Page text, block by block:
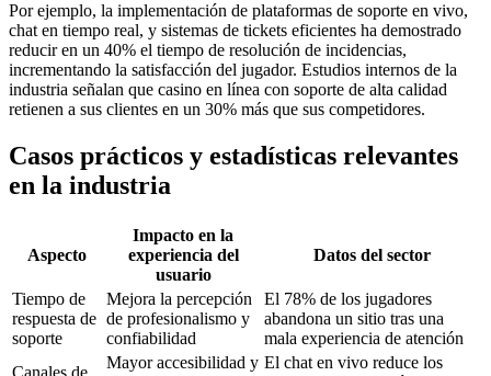
Por ejemplo, la implementación de plataformas de soporte en vivo,
chat en tiempo real, y sistemas de tickets eficientes ha demostrado
reducir en un 40% el tiempo de resolución de incidencias,
incrementando la satisfacción del jugador. Estudios internos de la
industria señalan que casino en línea con soporte de alta calidad
retienen a sus clientes en un 30% más que sus competidores.
Casos prácticos y estadísticas relevantes
en la industria
Aspecto
Impacto en la
experiencia del
usuario
Datos del sector
Tiempo de
respuesta de
soporte
Mejora la percepción
de profesionalismo y
confiabilidad
El 78% de los jugadores
abandona un sitio tras una
mala experiencia de atención
Mayor accesibilidad y El chat en vivo reduce los